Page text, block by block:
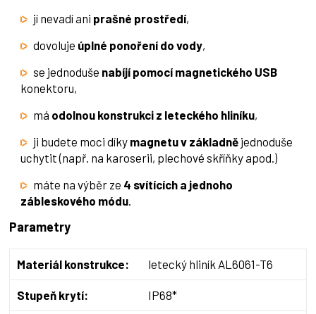
jí nevadí ani prašné prostředí,
dovoluje úplné ponoření do vody,
se jednoduše nabíjí pomocí magnetického USB
konektoru,
má odolnou konstrukci z leteckého hliníku,
ji budete moci díky magnetu v základně jednoduše
uchytit (např. na karoserii, plechové skříňky apod.)
máte na výběr ze 4 svítících a jednoho
zábleskového módu.
Parametry
Materiál konstrukce: letecký hliník AL6061-T6
Stupeň krytí: IP68*